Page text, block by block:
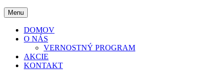
Menu
DOMOV
O NÁS
VERNOSTNÝ PROGRAM
AKCIE
KONTAKT